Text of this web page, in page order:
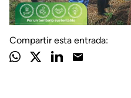
Compartir esta entrada: